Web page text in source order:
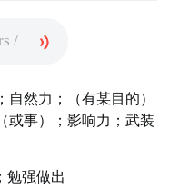
/
然力；（有某目的）
或事）；影响力；武装
勉强做出